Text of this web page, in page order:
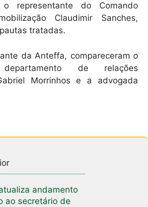
representante do Comando
Claudimir Sanches,
tratadas.
da Anteffa, compareceram o
de relações
Morrinhos e a advogada
andamento
ao secretário de